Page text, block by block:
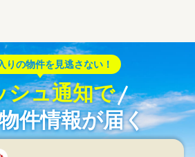
りの物件を見逃さない！
シュ通知で
件情報が届く